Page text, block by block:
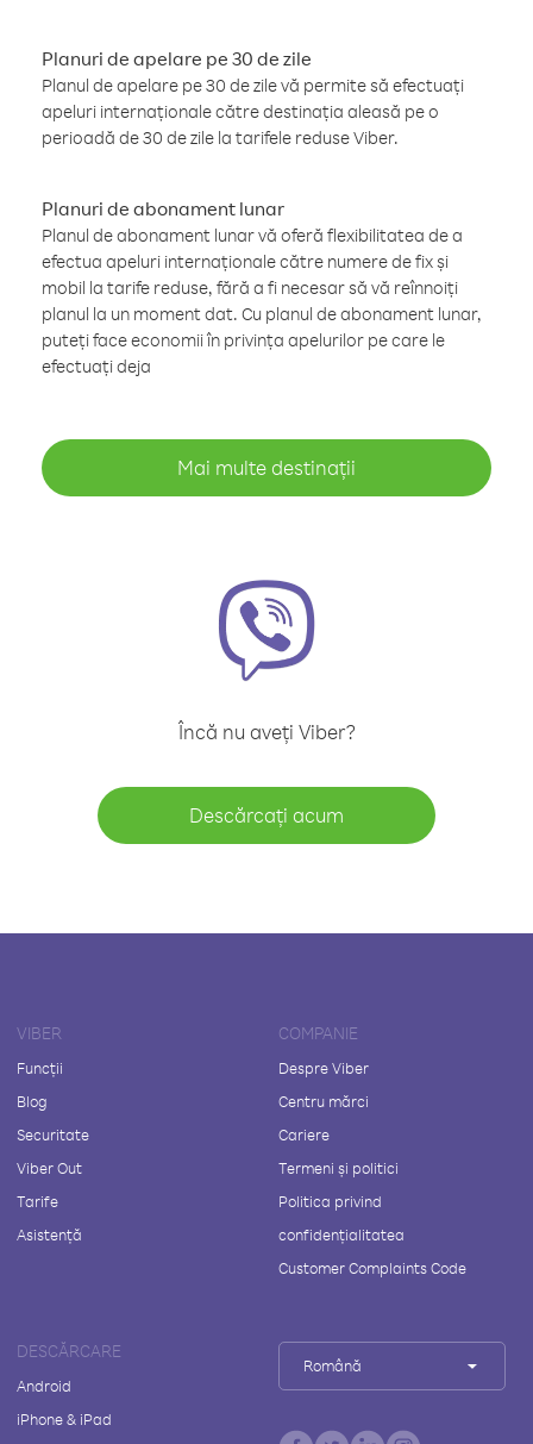
Planuri de apelare pe 30 de zile
Planul de apelare pe 30 de zile vă permite să efectuați
apeluri internaționale către destinația aleasă pe o
perioadă de 30 de zile la tarifele reduse Viber.
Planuri de abonament lunar
Planul de abonament lunar vă oferă flexibilitatea de a
efectua apeluri internaționale către numere de fix și
mobil la tarife reduse, fără a fi necesar să vă reînnoiți
planul la un moment dat. Cu planul de abonament lunar,
puteți face economii în privința apelurilor pe care le
efectuați deja
Mai multe destinații
Încă nu aveți Viber?
Descărcați acum
VIBER
Funcții
Blog
Securitate
Viber Out
Tarife
Asistență
COMPANIE
Despre Viber
Centru mărci
Cariere
Termeni și politici
Politica privind
confidențialitatea
Customer Complaints Code
DESCĂRCARE
Android
iPhone & iPad
Română